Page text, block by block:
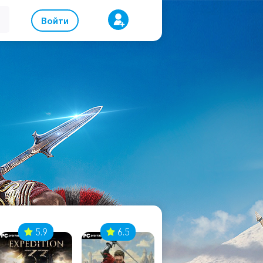
Войти
5.9 6.5 8.1